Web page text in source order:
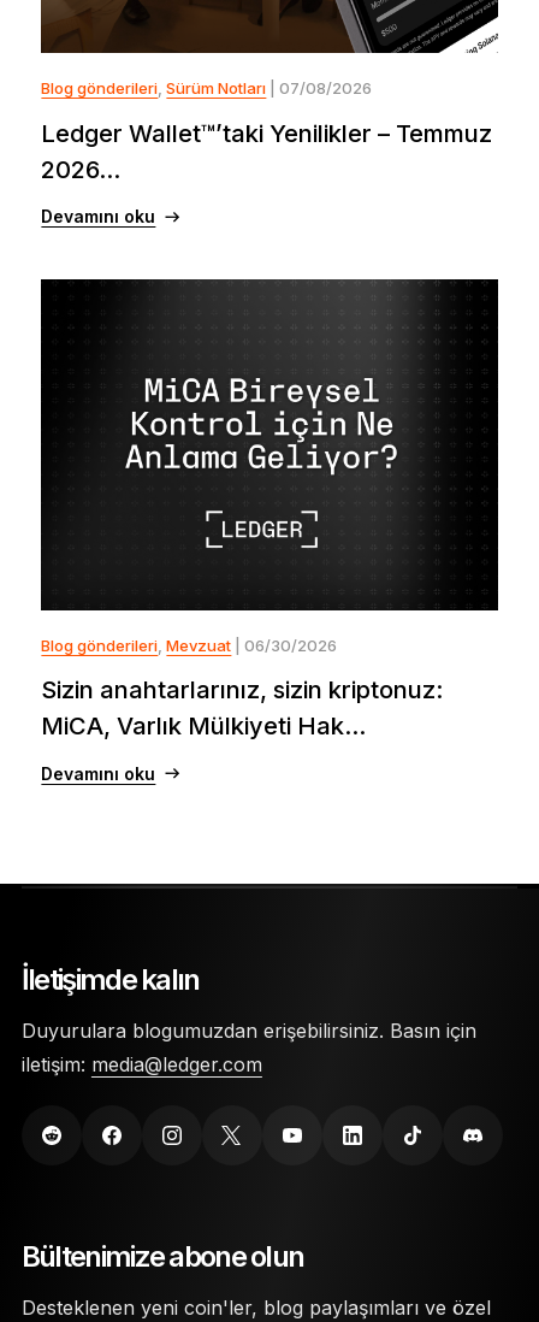
Blog gönderileri,Sürüm Notları | 07/08/2026
Ledger Wallet™’taki Yenilikler – Temmuz
2026...
Devamını oku
Blog gönderileri ,Mevzuat | 06/30/2026
Sizin anahtarlarınız, sizin kriptonuz:
MiCA, Varlık Mülkiyeti Hak...
Devamını oku
İletişimde kalın
Duyurulara blogumuzdan erişebilirsiniz. Basın için
iletişim: media@ledger.com
Bültenimize abone olun
Desteklenen yeni coin'ler, blog paylaşımları ve özel